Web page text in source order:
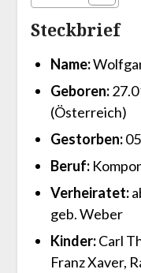
Steckbrief
Name:
Geboren:
(Österreich)
Gestorben:
Beruf:
Verheiratet:
geb. Weber
Kinder:Carl
Franz Xaver,